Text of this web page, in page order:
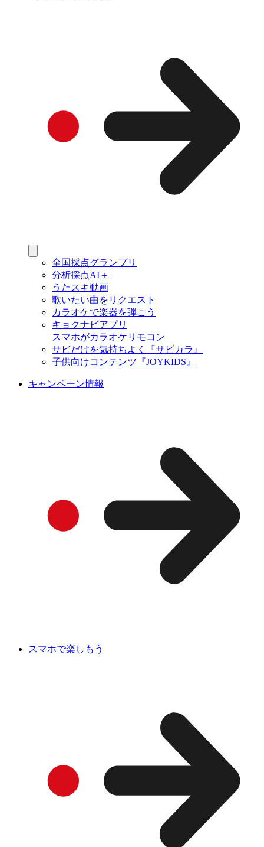
全国採点グランプリ
分析採点AI＋
うたスキ動画
歌いたい曲をリクエスト
カラオケで楽器を弾こう
キョクナビアプリ
スマホがカラオケリモコン
サビだけを気持ちよく『サビカラ』
子供向けコンテンツ『JOYKIDS』
キャンペーン情報
スマホで楽しもう